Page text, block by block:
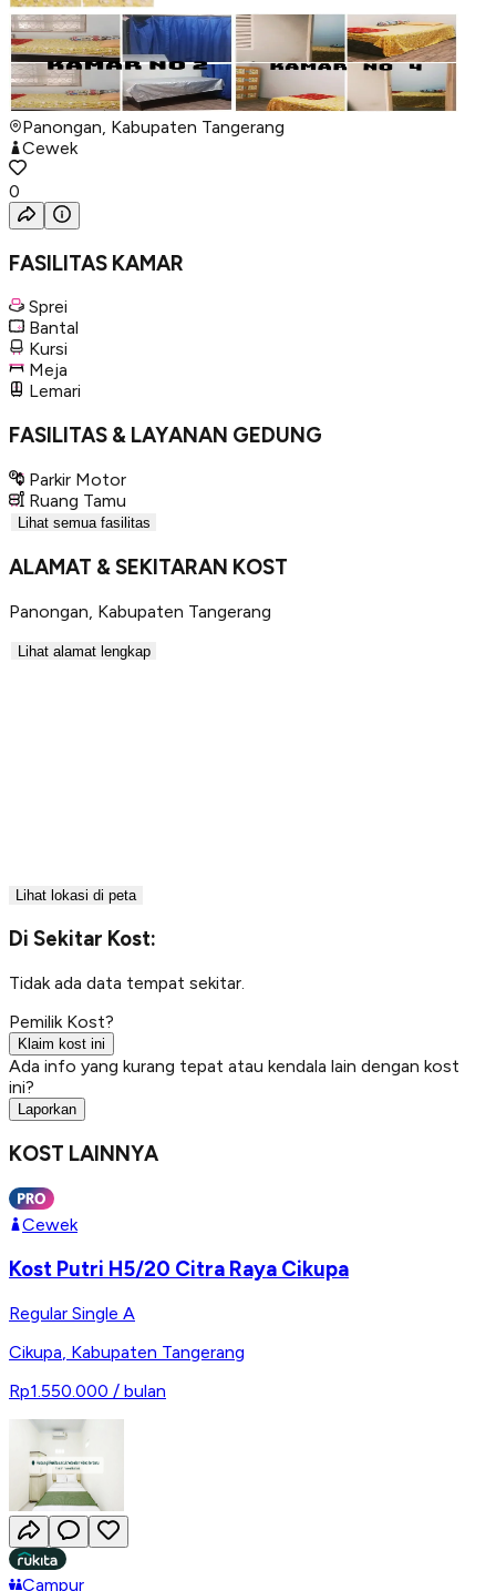
Panongan, Kabupaten Tangerang
Cewek
0
FASILITAS KAMAR
Sprei
Bantal
Kursi
Meja
Lemari
FASILITAS & LAYANAN GEDUNG
Parkir Motor
Ruang Tamu
Lihat semua fasilitas
ALAMAT & SEKITARAN KOST
Panongan Kabupaten Tangerang
Lihat alamat lengkap
Lihat lokasi di peta
Di Sekitar Kost:
Tidak ada data tempat sekitar.
Pemilik Kost?
Klaim kost ini
Ada info yang kurang tepat atau kendala lain dengan kost
ini?
Laporkan
KOST LAINNYA
Cewek
Kost Putri H5/20 Citra Raya Cikupa
Regular Single A
Cikupa Kabupaten Tangerang
Rp1.550.000 / bulan
Campur